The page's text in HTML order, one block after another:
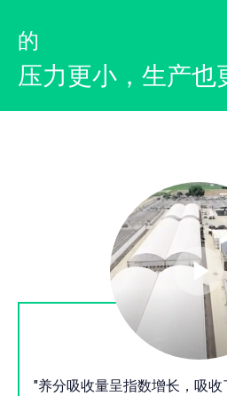
的
压力更小，生产也
"养分吸收量呈指数增长，吸